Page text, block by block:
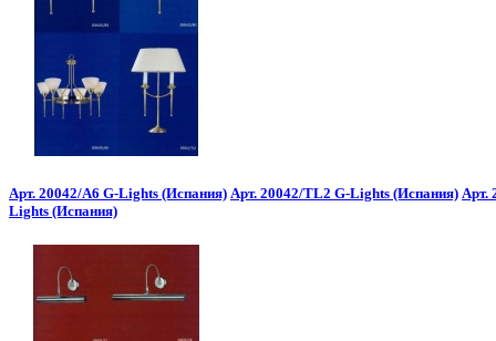
Арт. 20042/A6 G-Lights (Испания) Арт. 20042/TL2 G-Lights (Испания) Арт.
Lights (Испания)